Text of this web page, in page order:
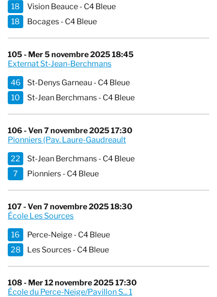
18
Vision Beauce - C4 Bleue
18
Bocages - C4 Bleue
105 - Mer 5 novembre 2025 18:45
Externat St-Jean-Berchmans
46
St-Denys Garneau - C4 Bleue
10
St-Jean Berchmans - C4 Bleue
106 - Ven 7 novembre 2025 17:30
Pionniers (Pav. Laure-Gaudreault
22
St-Jean Berchmans - C4 Bleue
7
Pionniers - C4 Bleue
107 - Ven 7 novembre 2025 18:30
École Les Sources
16
Perce-Neige - C4 Bleue
28
Les Sources - C4 Bleue
108 - Mer 12 novembre 2025 17:30
École du Perce-Neige/Pavillon S... 1